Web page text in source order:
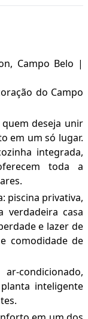
Campo Belo |
do Campo
deseja unir
em um só lugar.
integrada,
toda a
piscina privativa,
verdadeira casa
e lazer de
comodidade de
inteligente